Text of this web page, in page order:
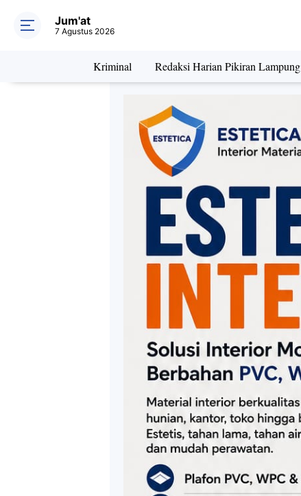
Jum'at
7 Agustus 2026
Kriminal Redaksi Harian Pikiran Lampung